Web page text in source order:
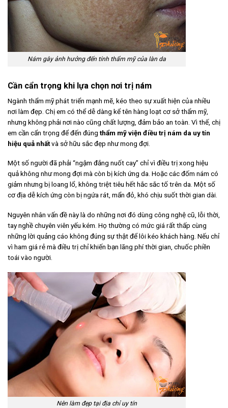
Nám gây ảnh hưởng đến tính thẩm mỹ của làn da
Cần cẩn trọng khi lựa chọn nơi trị nám
Ngành thẩm mỹ phát triển mạnh mẽ, kéo theo sự xuất hiện của nhiều
nơi làm đẹp. Chị em có thể dễ dàng kể tên hàng loạt cơ sở thẩm mỹ,
nhưng không phải nơi nào cũng chất lượng, đảm bảo an toàn. Vì thế, chị
em cần cẩn trọng để đến đúng thẩm mỹ viện điều trị nám da uy tín
hiệu quả nhấtvà sở hữu sắc đẹp như mong đợi.
Một số người đã phải “ngậm đắng nuốt cay” chỉ vì điều trị xong hiệu
quả không như mong đợi mà còn bị kích ứng da. Hoặc các đốm nám có
giảm nhưng bị loang lổ, không triệt tiêu hết hắc sắc tố trên da. Một số
cơ địa dễ kích ứng còn bị ngứa rát, mẩn đỏ, khó chịu suốt thời gian dài.
Nguyên nhân vấn đề này là do những nơi đó dùng công nghệ cũ, lỗi thời,
tay nghề chuyên viên yếu kém. Họ thường có mức giá rất thấp cùng
những lời quảng cáo không đúng sự thật để lôi kéo khách hàng. Nếu chỉ
vì ham giá rẻ mà điều trị chỉ khiến bạn lãng phí thời gian, chuốc phiền
toái vào người.
Nên làm đẹp tại địa chỉ uy tín